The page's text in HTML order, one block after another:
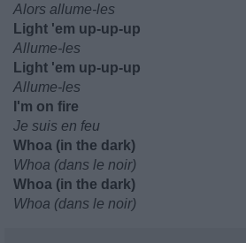
Alors allume-les
Light 'em up-up-up
Allume-les
Light 'em up-up-up
Allume-les
I'm on fire
Je suis en feu
Whoa (in the dark)
Whoa (dans le noir)
Whoa (in the dark)
Whoa (dans le noir)